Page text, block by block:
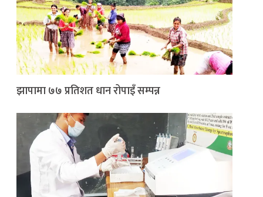
झापामा ७७ प्रतिशत धान रोपाइँ सम्पन्न